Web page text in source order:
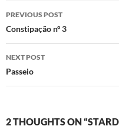
Post
navigation
PREVIOUS POST
Constipação nº 3
NEXT POST
Passeio
2 THOUGHTS ON